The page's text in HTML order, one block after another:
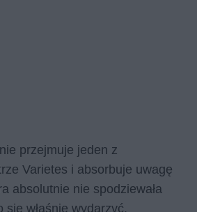
przejmuje jeden z
Varietes i absorbuje uwagę
absolutnie nie spodziewała
się właśnie wydarzyć.